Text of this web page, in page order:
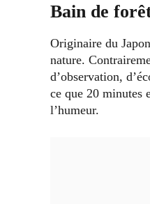
Bain de
Originaire du
nature.
d’observation,
ce que 20 minutes
l’humeur.